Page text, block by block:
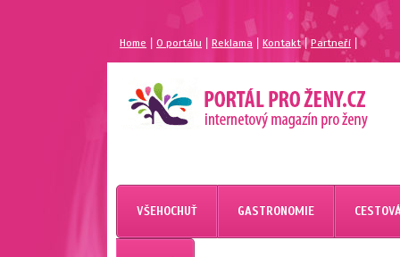
Home |O portálu Reklama Kontakt| Partneří
MAGAZÍN PRO ŽENY
PORTÁL PRO ŽENY.CZ
VŠEHOCHUŤ GASTRONOMIE